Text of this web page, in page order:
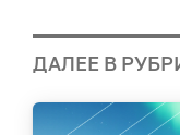
ДАЛЕЕ В